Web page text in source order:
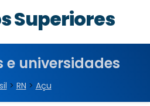
Superiores
e universidades
> RN > Açu